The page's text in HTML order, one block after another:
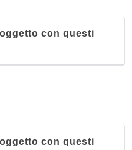
con questi
con questi